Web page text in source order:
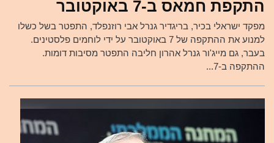
התקפת חמאס ב-7 באוקטובר
מפקד ישראלי בכיר, בריגדיר גנרל אבי רוזנפלד, התפטר בשל כשלו
למנוע את ההתקפה של 7 באוקטובר על ידי לוחמים פלסטינים.
בעבר, גם מייג'ור גנרל אהרון חליבה התפטר מסיבות דומות.
ההתקפה ב-7...